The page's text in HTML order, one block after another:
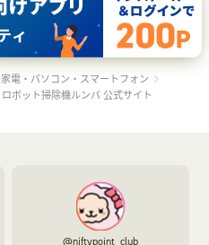
家電・パソコン・スマートフォン
ボット掃除機ルンバ 公式サイト
@niftypoint_club